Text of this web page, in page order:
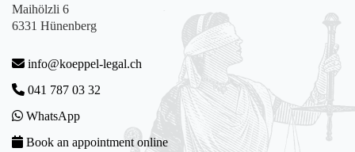
Maihölzli 6
6331 Hünenberg
info@koeppel-legal.ch
041 787 03 32
WhatsApp
Book an appointment online